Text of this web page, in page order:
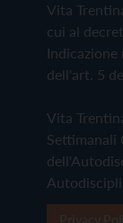
Vita
cui al
Indicazione
dell'art. 5
Vita
Settimanali